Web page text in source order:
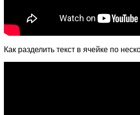
Как разделить текст в ячейке по